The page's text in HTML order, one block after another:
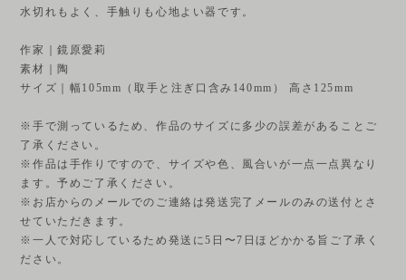
水切れもよく、手触りも心地よい器です。
作家｜鏡原愛莉
素材｜陶
サイズ｜幅105mm（取手と注ぎ口含み140mm） 高さ125mm
※手で測っているため、作品のサイズに多少の誤差があることご
了承ください。
※作品は手作りですので、サイズや色、風合いが一点一点異なり
ます。予めご了承ください。
※お店からのメールでのご連絡は発送完了メールのみの送付とさ
せていただきます。
※一人で対応しているため発送に5日〜7日ほどかかる旨ご了承く
ださい。